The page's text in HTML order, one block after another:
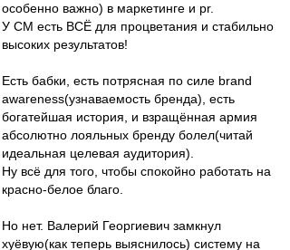
особенно важно) в маркетинге и pr.
У СМ есть ВСЁ для процветания и стабильно
высоких результатов!
Есть бабки, есть потрясная по силе brand
awareness(узнаваемость бренда), есть
богатейшая история, и взращённая армия
абсолютно лояльных бренду болел(читай
идеальная целевая аудитория).
Ну всё для того, чтобы спокойно работать на
красно-белое благо.
Но нет. Валерий Георгиевич замкнул
хуёвую(как теперь выяснилось) систему на